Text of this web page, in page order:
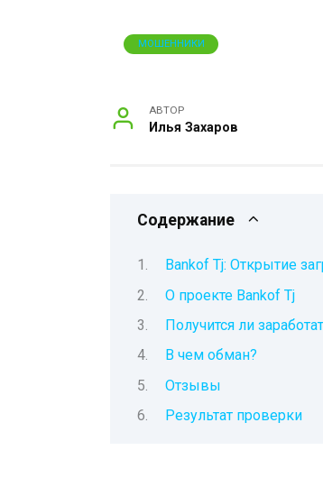
МОШЕННИКИ
АВТОР
Илья Захаров
Содержание
Bankof Tj: Открытие
О проекте Bankof Tj
Получится ли
В чем обман?
Отзывы
Результат проверки